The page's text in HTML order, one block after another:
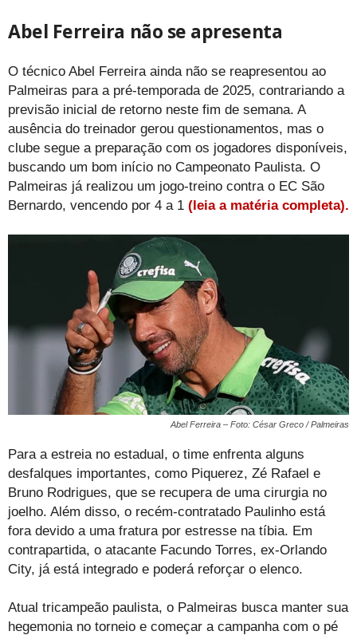
Abel Ferreira não se apresenta
O técnico Abel Ferreira ainda não se reapresentou ao
Palmeiras para a pré-temporada de 2025, contrariando a
previsão inicial de retorno neste fim de semana. A
ausência do treinador gerou questionamentos, mas o
clube segue a preparação com os jogadores disponíveis,
buscando um bom início no Campeonato Paulista. O
Palmeiras já realizou um jogo-treino contra o EC São
Bernardo, vencendo por 4 a 1 (leia a matéria completa).
Abel Ferreira – Foto: César Greco / Palmeiras
Para a estreia no estadual, o time enfrenta alguns
desfalques importantes, como Piquerez, Zé Rafael e
Bruno Rodrigues, que se recupera de uma cirurgia no
joelho. Além disso, o recém-contratado Paulinho está
fora devido a uma fratura por estresse na tíbia. Em
contrapartida, o atacante Facundo Torres, ex-Orlando
City, já está integrado e poderá reforçar o elenco.
Atual tricampeão paulista, o Palmeiras busca manter sua
hegemonia no torneio e começar a campanha com o pé